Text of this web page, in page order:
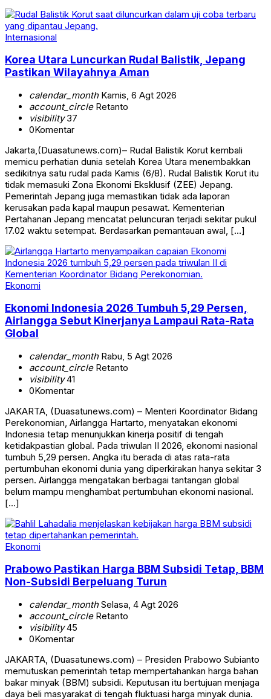
Internasional
Korea Utara Luncurkan Rudal Balistik, Jepang
Pastikan Wilayahnya Aman
calendar_monthKamis, 6 Agt 2026
account_circleRetanto
visibility37
0Komentar
Jakarta,(Duasatunews.com)– Rudal Balistik Korut kembali
memicu perhatian dunia setelah Korea Utara menembakkan
sedikitnya satu rudal pada Kamis (6/8). Rudal Balistik Korut itu
tidak memasuki Zona Ekonomi Eksklusif (ZEE) Jepang.
Pemerintah Jepang juga memastikan tidak ada laporan
kerusakan pada kapal maupun pesawat. Kementerian
Pertahanan Jepang mencatat peluncuran terjadi sekitar pukul
17.02 waktu setempat. Berdasarkan pemantauan awal, […]
Ekonomi
Ekonomi Indonesia 2026 Tumbuh 5,29 Persen,
Airlangga Sebut Kinerjanya Lampaui Rata-Rata
Global
calendar_monthRabu, 5 Agt 2026
account_circleRetanto
visibility41
0Komentar
JAKARTA, (Duasatunews.com) – Menteri Koordinator Bidang
Perekonomian, Airlangga Hartarto, menyatakan ekonomi
Indonesia tetap menunjukkan kinerja positif di tengah
ketidakpastian global. Pada triwulan II 2026, ekonomi nasional
tumbuh 5,29 persen. Angka itu berada di atas rata-rata
pertumbuhan ekonomi dunia yang diperkirakan hanya sekitar 3
persen. Airlangga mengatakan berbagai tantangan global
belum mampu menghambat pertumbuhan ekonomi nasional.
[…]
Ekonomi
Prabowo Pastikan Harga BBM Subsidi Tetap, BBM
Non-Subsidi Berpeluang Turun
calendar_monthSelasa, 4 Agt 2026
account_circleRetanto
visibility45
0Komentar
JAKARTA, (Duasatunews.com) – Presiden Prabowo Subianto
memutuskan pemerintah tetap mempertahankan harga bahan
bakar minyak (BBM) subsidi. Keputusan itu bertujuan menjaga
daya beli masyarakat di tengah fluktuasi harga minyak dunia.